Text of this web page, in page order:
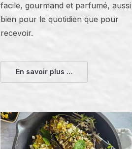
facile, gourmand et parfumé, aussi
bien pour le quotidien que pour
recevoir.
En savoir plus ...